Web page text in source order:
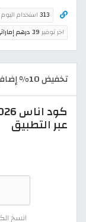
313 استخدام اليوم
اخر توفير 39 درهم إماراتي
تخفيض 10% إضافي
عبر التطبيق
انسخ